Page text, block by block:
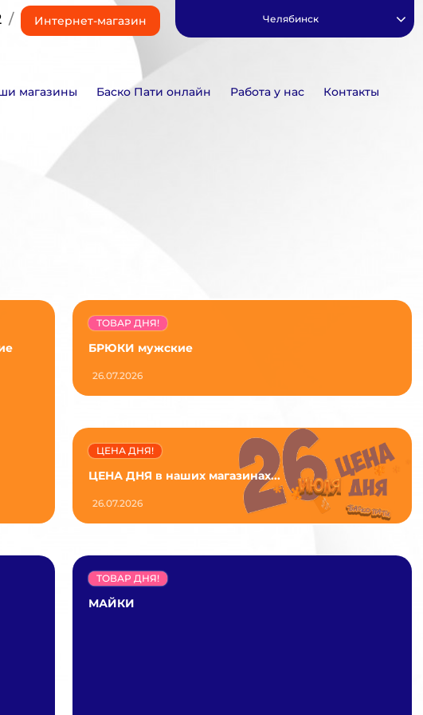
/ Интернет-магазин Челябинск
магазины Баско Пати онлайн Работа у нас Контакты
БРЮКИ мужские
ТОВАР ДНЯ!
26.07.2026
ЦЕНА ДНЯ в наших магазинах...
ЦЕНА ДНЯ!
26.07.2026
МАЙКИ
ТОВАР ДНЯ!